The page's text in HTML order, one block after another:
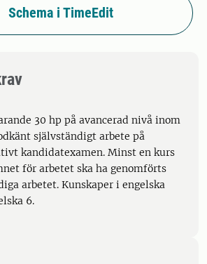
Schema i TimeEdit
30 hp på avancerad nivå inom
självständigt arbete på
kandidatexamen. Minst en kurs
för arbetet ska ha genomförts
arbetet. Kunskaper i engelska
6.